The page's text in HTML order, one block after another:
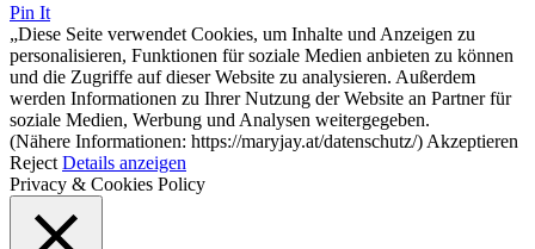
Pin It
„Diese Seite verwendet Cookies, um Inhalte und Anzeigen zu
personalisieren, Funktionen für soziale Medien anbieten zu können
und die Zugriffe auf dieser Website zu analysieren. Außerdem
werden Informationen zu Ihrer Nutzung der Website an Partner für
soziale Medien, Werbung und Analysen weitergegeben.
(Nähere Informationen: https://maryjay.at/datenschutz/) Akzeptieren
Reject Details anzeigen
Privacy & Cookies Policy